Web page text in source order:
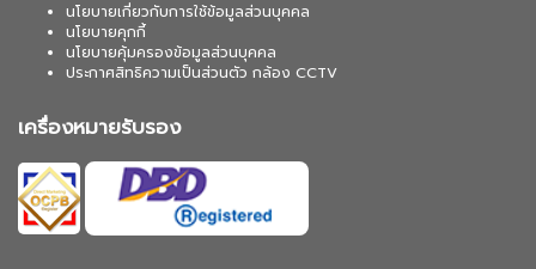
นโยบายเกี่ยวกับการใช้ข้อมูลส่วนบุคคล
นโยบายคุกกี้
นโยบายคุ้มครองข้อมูลส่วนบุคคล
ประกาศสิทธิความเป็นส่วนตัว กล้อง CCTV
เครื่องหมายรับรอง